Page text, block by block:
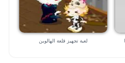
لعبة تجهيز قلعة الهالوين